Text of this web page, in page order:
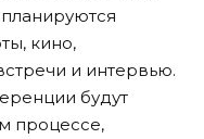
кино,
и интервью.
будут
процессе,